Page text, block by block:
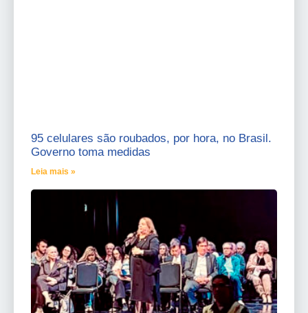
95 celulares são roubados, por hora, no Brasil.
Governo toma medidas
Leia mais »